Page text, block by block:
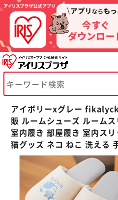
アイボリーxグレー
販 ルームシューズ ルーム
室内履き 部屋履き 室内ス
猫グッズ ネコ ねこ 洗える
※ご確認ください
カートに入れる